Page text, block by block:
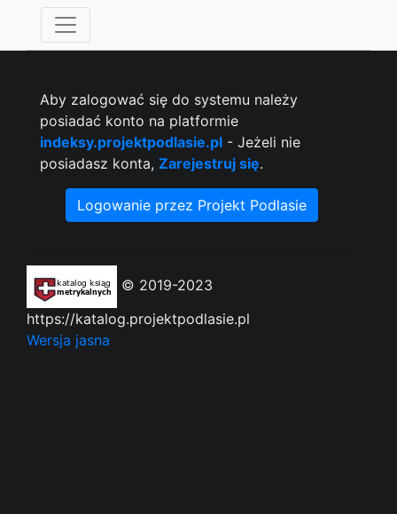
Aby zalogować się do systemu należy
posiadać konto na platformie
indeksy.projektpodlasie.pl - Jeżeli nie
posiadasz konta, Zarejestruj się.
Logowanie przez Projekt Podlasie
© 2019-2023
https://katalog.projektpodlasie.pl
Wersja jasna